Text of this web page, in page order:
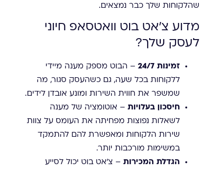
שהלקוחות שלך כבר נמצאים.
מדוע צ'אט בוט וואטסאפ חיוני
לעסק שלך?
זמינות 24/7
– הבוט מספק מענה מיידי
ללקוחות בכל שעה, גם כשהעסק סגור, מה
שמשפר את חווית השירות ומונע אובדן לידים.
חיסכון בעלויות – אוטומציה של מענה
לשאלות נפוצות מפחיתה את העומס על צוות
שירות הלקוחות ומאפשרת להם להתמקד
במשימות מורכבות יותר.
הגדלת המכירות – צ'אט בוט יכול לסייע